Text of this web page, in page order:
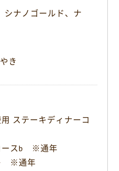
シナノゴールド、ナ
き
ステーキディナーコ
ースb ※通年
※通年